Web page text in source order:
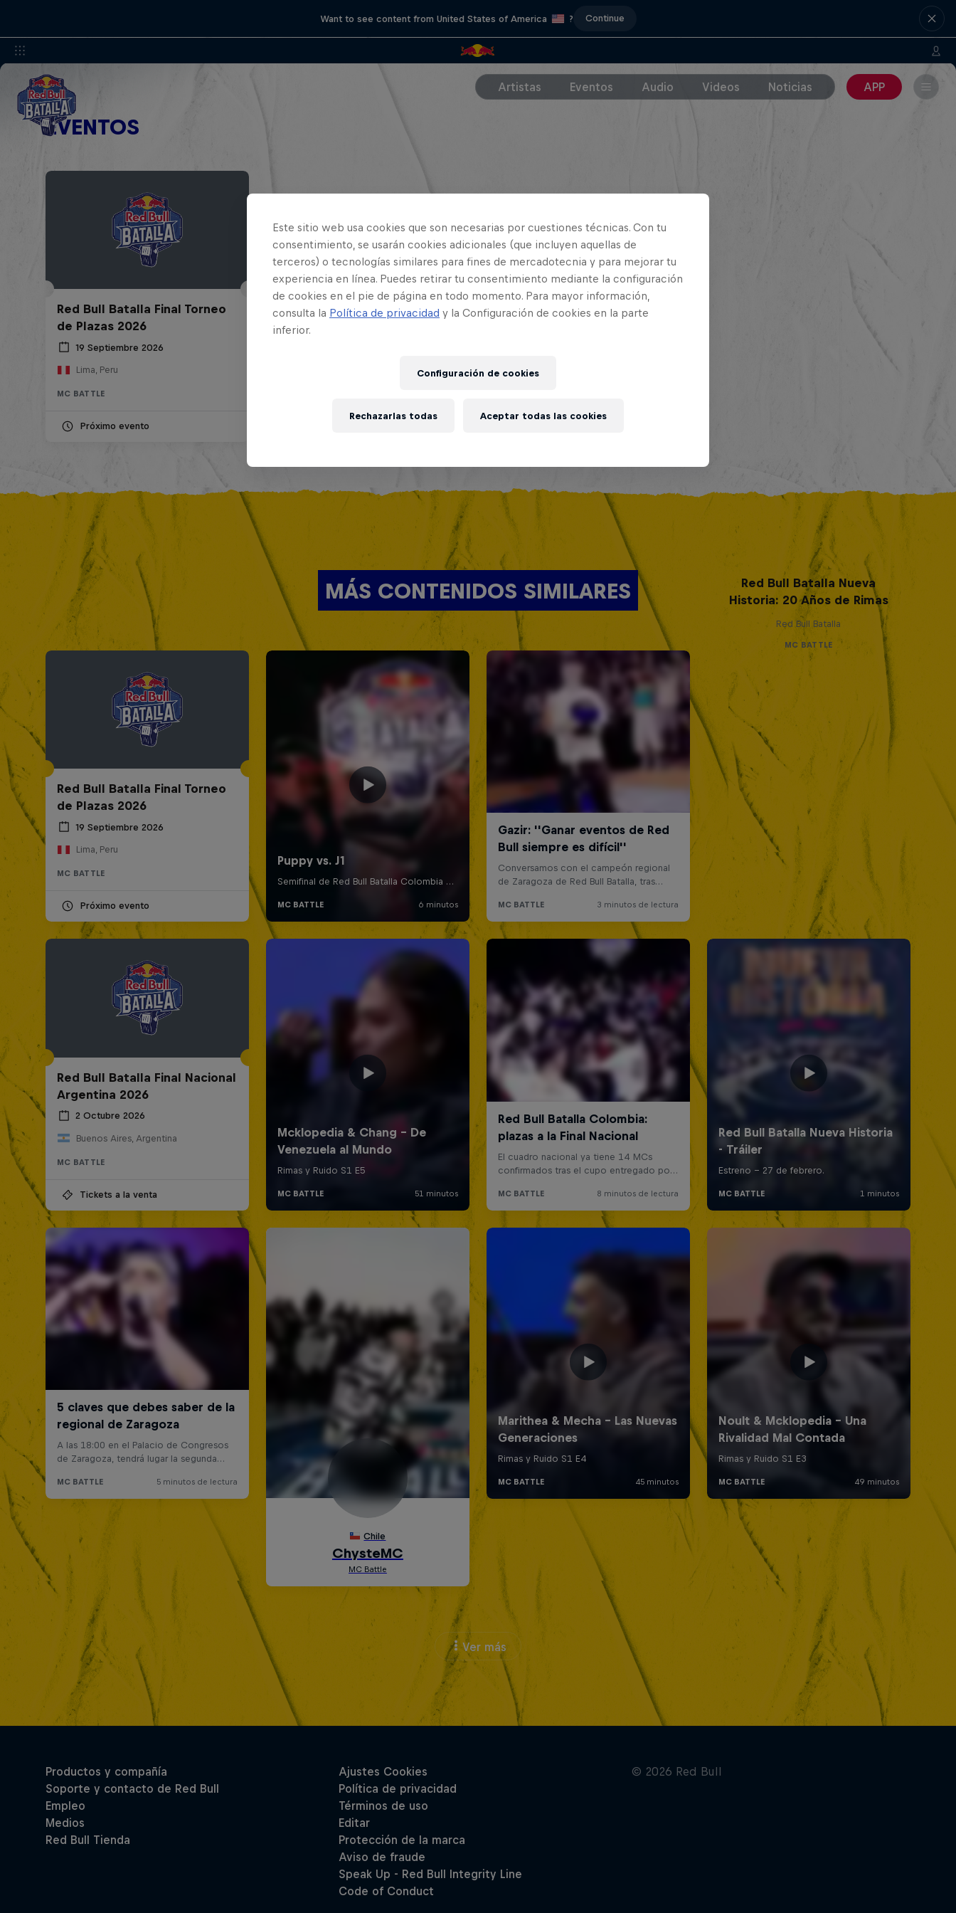
Want to see content from United States of America ? Continue
Artistas Eventos Audio Videos Noticias APP
EVENTOS
Red Bull Batalla Final Torneo
de Plazas 2026
19 Septiembre 2026
Lima, Peru
MC BATTLE
Próximo evento
MÁS CONTENIDOS SIMILARES
Red Bull Batalla Final Torneo
de Plazas 2026
19 Septiembre 2026
Lima, Peru
MC BATTLE
Próximo evento
Red Bull Batalla Nueva
Historia: 20 Años de Rimas
Red Bull Batalla
MC BATTLE
Red Bull Batalla Final Nacional
Argentina 2026
2 Octubre 2026
Buenos Aires, Argentina
MC BATTLE
Tickets a la venta
Ver más
Este sitio web usa cookies que son necesarias por cuestiones técnicas. Con tu
consentimiento, se usarán cookies adicionales (que incluyen aquellas de
terceros) o tecnologías similares para fines de mercadotecnia y para mejorar tu
experiencia en línea. Puedes retirar tu consentimiento mediante la configuración
de cookies en el pie de página en todo momento. Para mayor información,
consulta la Política de privacidad y la Configuración de cookies en la parte
inferior.
Configuración de cookies
Rechazarlas todas Aceptar todas las cookies